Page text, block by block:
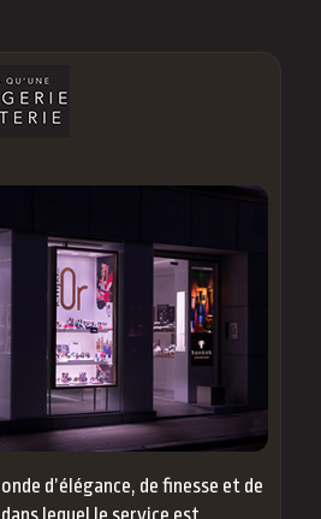
d’élégance, de finesse et de